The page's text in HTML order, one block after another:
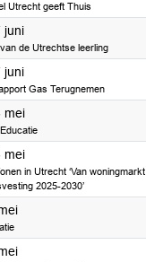
Utrecht geeft Thuis
juni2025
de Utrechtse leerling
juni2025
Gas Terugnemen
mei2025
mei2025
in Utrecht ‘Van woningmarkt
2025-2030’
2025
2025